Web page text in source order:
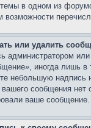
в одном из
или удалить
администратором
иногда лишь
небольшую надпись
сообщения нет
ваше